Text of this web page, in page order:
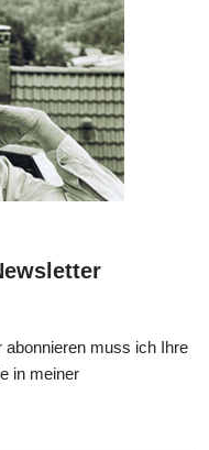
muss ich Ihre
in meiner